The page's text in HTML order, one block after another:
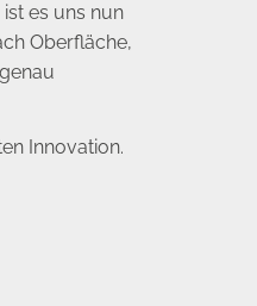
es uns nun
Oberfläche,
Innovation.